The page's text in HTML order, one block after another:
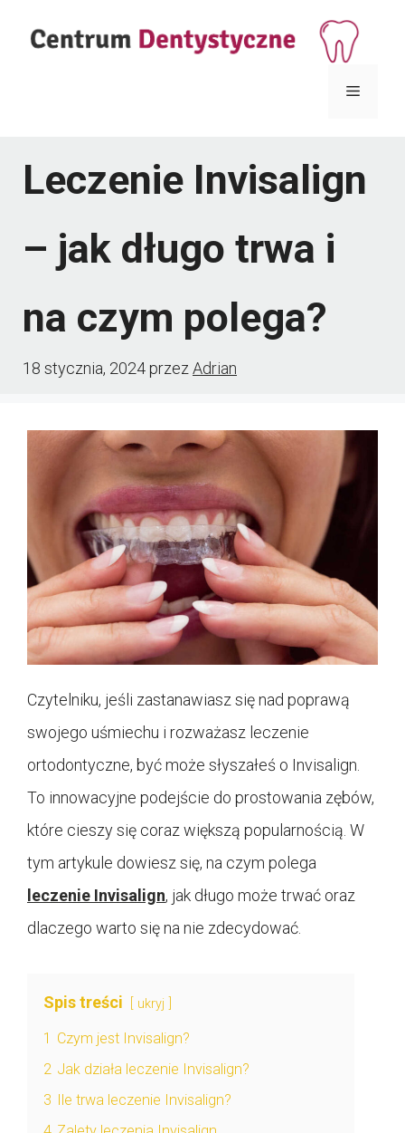
Menu
Leczenie Invisalign
– jak długo trwa i
na czym polega?
18 stycznia, 2024przez Adrian
Czytelniku, jeśli zastanawiasz się nad poprawą
swojego uśmiechu i rozważasz leczenie
ortodontyczne, być może słyszałeś o Invisalign.
To innowacyjne podejście do prostowania zębów,
które cieszy się coraz większą popularnością. W
tym artykule dowiesz się, na czym polega
leczenie Invisalign, jak długo może trwać oraz
dlaczego warto się na nie zdecydować.
Spis treści ukryj
1 Czym jest Invisalign?
2 Jak działa leczenie Invisalign?
3
Ile trwa leczenie Invisalign?